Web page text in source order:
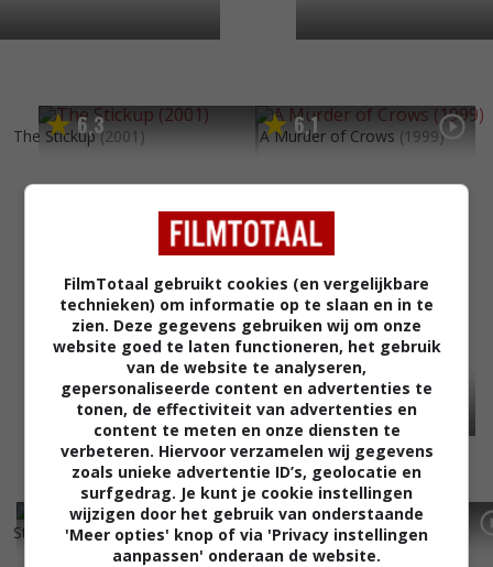
6,3
The Stickup (2001) 6,1
A Murder of Crows (1999)
,9
Striking Distance (1993) 5,9
Gladiator (1992)
FilmTotaal gebruikt cookies (en vergelijkbare
technieken) om informatie op te slaan en in te
zien. Deze gegevens gebruiken wij om onze
website goed te laten functioneren, het gebruik
van de website te analyseren,
gepersonaliseerde content en advertenties te
tonen, de effectiviteit van advertenties en
content te meten en onze diensten te
verbeteren. Hiervoor verzamelen wij gegevens
zoals unieke advertentie ID’s, geolocatie en
surfgedrag. Je kunt je cookie instellingen
wijzigen door het gebruik van onderstaande
'Meer opties' knop of via 'Privacy instellingen
aanpassen' onderaan de website.